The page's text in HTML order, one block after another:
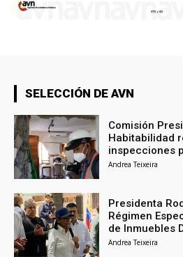
SELECCIÓN DE AVN
Comisión
Habitabilidad
inspecciones
Andrea Teixeira
Presidenta
Régimen
de Inmuebles
Andrea Teixeira